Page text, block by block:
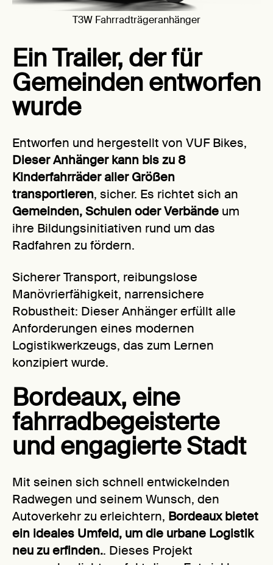
T3W Fahrradträgeranhänger
Ein Trailer, der für
Gemeinden entworfen
wurde
Entworfen und hergestellt von VUF Bikes,
Dieser Anhänger kann bis zu 8
Kinderfahrräder aller Größen
transportieren, sicher. Es richtet sich an
Gemeinden, Schulen oder Verbände um
ihre Bildungsinitiativen rund um das
Radfahren zu fördern.
Sicherer Transport, reibungslose
Manövrierfähigkeit, narrensichere
Robustheit: Dieser Anhänger erfüllt alle
Anforderungen eines modernen
Logistikwerkzeugs, das zum Lernen
konzipiert wurde.
Bordeaux, eine
fahrradbegeisterte
und engagierte Stadt
Mit seinen sich schnell entwickelnden
Radwegen und seinem Wunsch, den
Autoverkehr zu erleichtern, Bordeaux bietet
ein ideales Umfeld, um die urbane Logistik
neu zu erfinden.. Dieses Projekt